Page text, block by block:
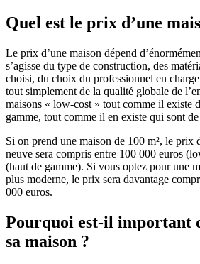
Quel est le prix d’une
Le prix d’une maison dépend
s’agisse du type de construction, des
choisi, du choix du professionnel en
tout simplement de la qualité globale de
maisons « low-cost » tout comme il existe
gamme, tout comme il en existe qui sont
Si on prend une maison de 100 m², le prix
neuve sera compris entre 100 000 euros
(haut de gamme). Si vous optez pour une
plus moderne, le prix sera davantage
000 euros.
Pourquoi est-il important
sa maison ?